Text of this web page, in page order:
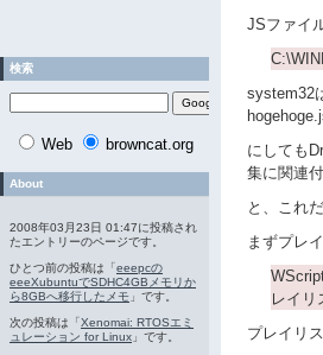
JSファイ
system32
にしても
集に関連
と、これ
まずプレ
レイリ
プレイリ
検索
Web browncat.org
About
2008年03月23日 01:47に投稿され
たエントリーのページです。
ひとつ前の投稿は「eeepcの
eeeXubuntuでSDHC4GBメモリか
ら8GBへ移行したメモ 」です。
次の投稿は「Xenomai: RTOSエミ
ュレーション for Linux 」です。